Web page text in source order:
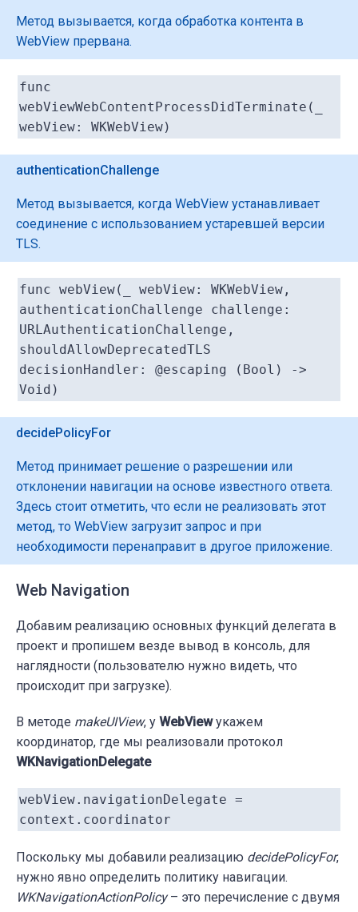
Метод вызывается, когда обработка контента в
WebView прервана.
func
webViewWebContentProcessDidTerminate(_
webView: WKWebView)
authenticationChallenge
Метод вызывается, когда WebView устанавливает
соединение с использованием устаревшей версии
TLS.
func webView(_ webView: WKWebView,
authenticationChallenge challenge:
URLAuthenticationChallenge,
shouldAllowDeprecatedTLS
decisionHandler: @escaping (Bool) ->
Void)
decidePolicyFor
Метод принимает решение о разрешении или
отклонении навигации на основе известного ответа.
Здесь стоит отметить, что если не реализовать этот
метод, то WebView загрузит запрос и при
необходимости перенаправит в другое приложение.
Web Navigation
Добавим реализацию основных функций делегата в
проект и пропишем везде вывод в консоль, для
наглядности (пользователю нужно видеть, что
происходит при загрузке).
В методе makeUIView, у WebViewукажем
координатор, где мы реализовали протокол
WKNavigationDelegate
webView.navigationDelegate =
context.coordinator
Поскольку мы добавили реализацию decidePolicyFor,
нужно явно определить политику навигации.
WKNavigationActionPolicy– это перечисление с двумя